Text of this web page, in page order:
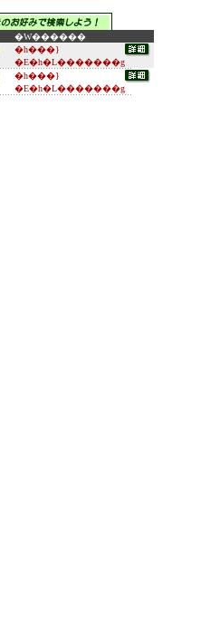
�W������
�h���}
�E�h�L�������g
�h���}
�E�h�L�������g